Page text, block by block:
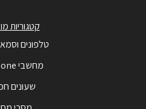
קטגוריות
טלפונים
מחשבי All in one
שעונים